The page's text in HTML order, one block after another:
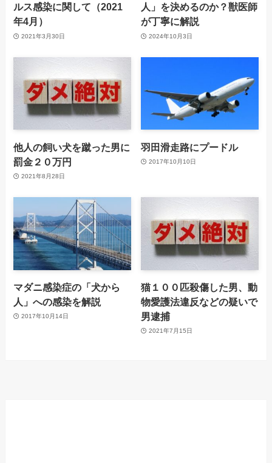
ルス感染に関して（2021
年4月）
2021年3月30日
人」を決めるのか？獣医師
が丁寧に解説
2024年10月3日
他人の飼い犬を蹴った男に
罰金２０万円
2021年8月28日
羽田滑走路にプードル
2017年10月10日
マダニ感染症の「犬から
人」への感染を解説
2017年10月14日
猫１００匹殺傷した男、動
物愛護法違反などの疑いで
男逮捕
2021年7月15日